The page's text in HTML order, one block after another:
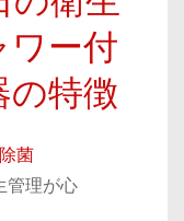
ワー付
の特徴
菌
管理が心